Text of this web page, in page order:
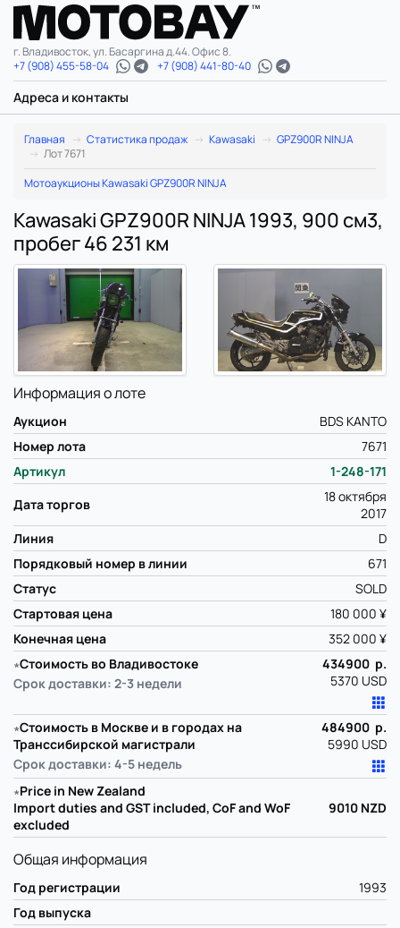
г. Владивосток, ул. Басаргина д.44. Офис 8.
+7 (908) 455-58-04
+7 (908) 441-80-40
Адреса и контакты
Главная Статистика продаж Kawasaki
GPZ900R NINJA
Лот 7671
Мотоаукционы Kawasaki GPZ900R NINJA
Kawasaki GPZ900R NINJA 1993, 900 см3,
пробег 46 231 км
Информация о лоте
Аукцион
BDS KANTO
Номер лота
7671
Артикул
1-248-171
Дата торгов
18 октября
2017
Линия
D
Порядковый номер в линии
671
Статус
SOLD
Стартовая цена
180 000 ¥
Конечная цена
352 000 ¥
∗Стоимость во Владивостоке
Срок доставки: 2-3 недели
434900 р.
5370 USD
∗Стоимость в Москве и в городах на
Транссибирской магистрали
Срок доставки: 4-5 недель
484900 р.
5990 USD
∗Price in New Zealand
Import duties and GST included, CoF and WoF
excluded
9010 NZD
Общая информация
Год регистрации
1993
Год выпуска